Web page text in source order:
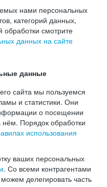
нами персональных
категорий данных,
обработки смотрите
данных на сайте
данные
сайта мы пользуемся
и статистики. Они
о посещении
Порядок обработки
использования
ваших персональных
. Со всеми контрагентами
делегировать часть